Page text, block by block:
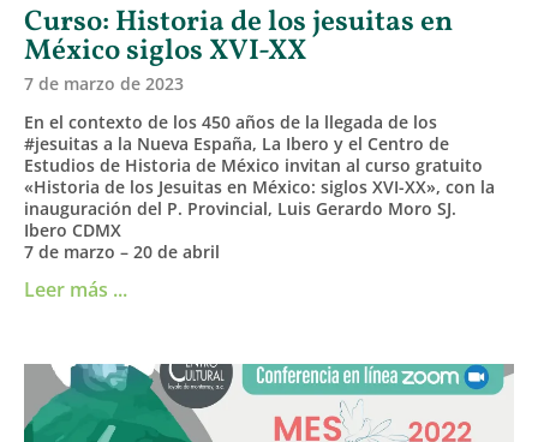
Curso: Historia de los jesuitas en
México siglos XVI-XX
7 de marzo de 2023
En el contexto de los 450 años de la llegada de los
#jesuitas a la Nueva España, La Ibero y el Centro de
Estudios de Historia de México invitan al curso gratuito
«Historia de los Jesuitas en México: siglos XVI-XX», con la
inauguración del P. Provincial, Luis Gerardo Moro SJ.
Ibero CDMX
7 de marzo – 20 de abril
Leer más ...